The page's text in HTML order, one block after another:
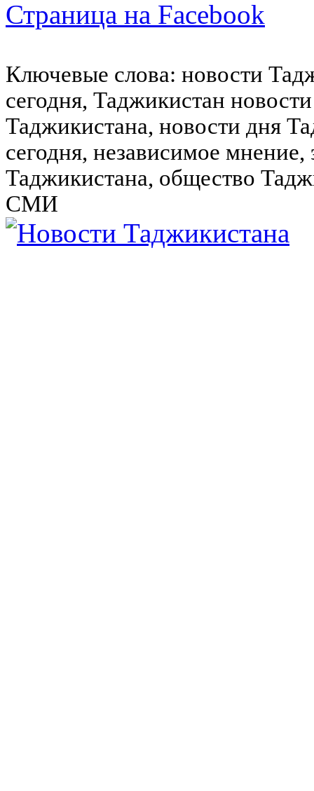
Страница на Facebook
Ключевые слова: новости
сегодня, Таджикистан
Таджикистана, новости дня
сегодня, независимое
Таджикистана, общество
СМИ